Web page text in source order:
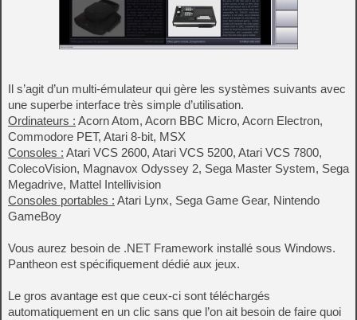
Il s’agit d’un multi-émulateur qui gère les systèmes suivants avec
une superbe interface très simple d’utilisation.
Ordinateurs : Acorn Atom, Acorn BBC Micro, Acorn Electron,
Commodore PET, Atari 8-bit, MSX
Consoles : Atari VCS 2600, Atari VCS 5200, Atari VCS 7800,
ColecoVision, Magnavox Odyssey 2, Sega Master System, Sega
Megadrive, Mattel Intellivision
Consoles portables : Atari Lynx, Sega Game Gear, Nintendo
GameBoy
Vous aurez besoin de .NET Framework installé sous Windows.
Pantheon est spécifiquement dédié aux jeux.
Le gros avantage est que ceux-ci sont téléchargés
automatiquement en un clic sans que l’on ait besoin de faire quoi